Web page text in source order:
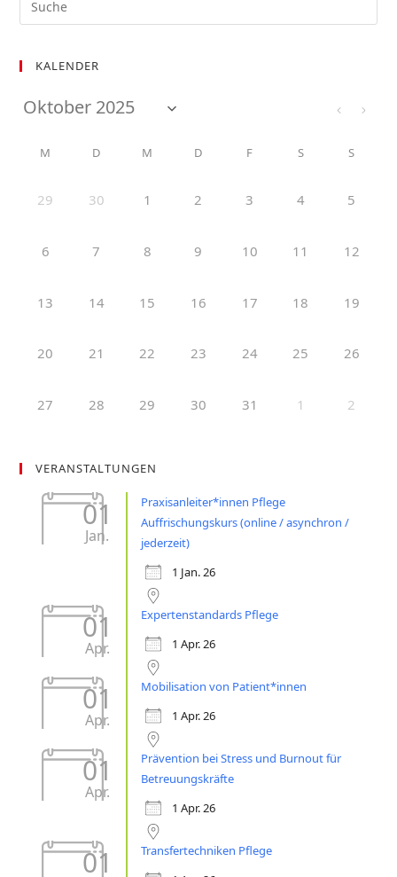
KALENDER
M D M D F S S
29 30 1 2 3 4 5
6 7 8 9 10 11 12
13 14 15 16 17 18 19
20 21 22 23 24 25 26
27 28 29 30 31 1 2
VERANSTALTUNGEN
01
Jan.
Praxisanleiter*innen Pflege
Auffrischungskurs (online / asynchron /
jederzeit)
1 Jan. 26
01
Apr.
Expertenstandards Pflege
1 Apr. 26
01
Apr.
Mobilisation von Patient*innen
1 Apr. 26
01
Apr.
Prävention bei Stress und Burnout für
Betreuungskräfte
1 Apr. 26
01
Transfertechniken Pflege